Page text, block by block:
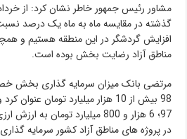
مشاور رئیس جمهور خاطر نشان کرد: از
گذشته در مقایسه ماه به ماه یک درصد
افزایش گردشگر در این منطقه هستیم و
مناطق آزاد رضایت بخش بوده است.
مرتضی بانک میزان سرمایه گذاری بخش
98 بیش از 10 هزار میلیارد تومان
در پروژه های مناطق آزاد کشور سرمایه